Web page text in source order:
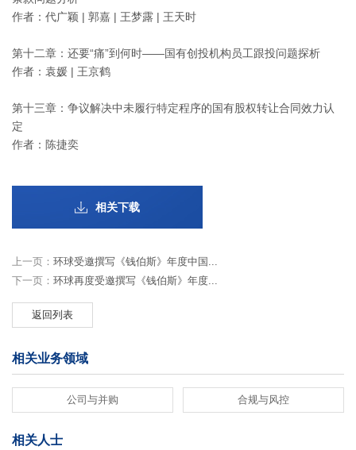
作者：代广颖 | 郭嘉 | 王梦露 | 王天时
第十二章：还要“痛”到何时——国有创投机构员工跟投问题探析
作者：袁媛 | 王京鹤
第十三章：争议解决中未履行特定程序的国有股权转让合同效力认
定
作者：陈捷奕
相关下载
上一页： 环球受邀撰写《钱伯斯》年度中国...
下一页： 环球再度受邀撰写《钱伯斯》年度...
返回列表
相关业务领域
公司与并购 合规与风控
相关人士